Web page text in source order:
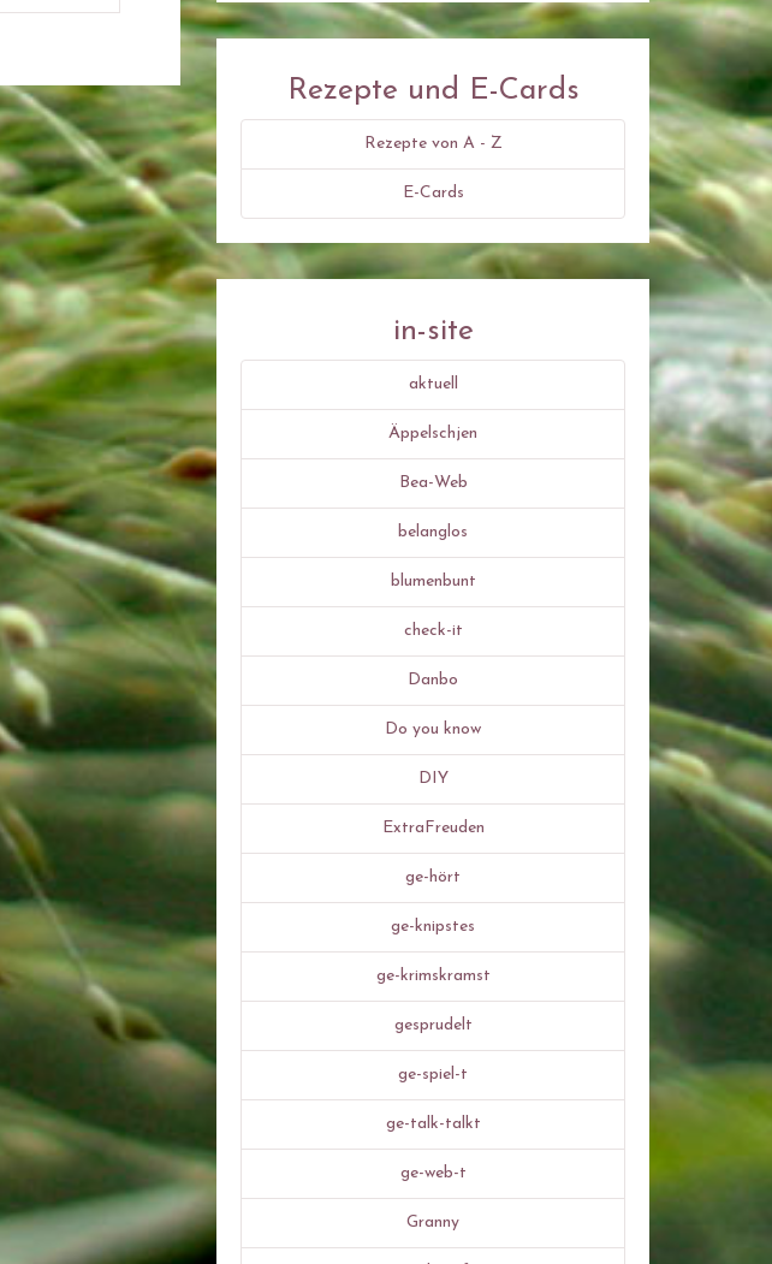
Rezepte und E-Cards
Rezepte von A - Z
E-Cards
in-site
aktuell
Äppelschjen
Bea-Web
belanglos
blumenbunt
check-it
Danbo
Do you know
DIY
ExtraFreuden
ge-hört
ge-knipstes
ge-krimskramst
gesprudelt
ge-spiel-t
ge-talk-talkt
ge-web-t
Granny